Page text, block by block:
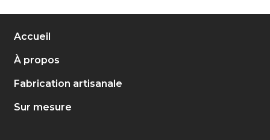
Accueil
À propos
Fabrication artisanale
Sur mesure